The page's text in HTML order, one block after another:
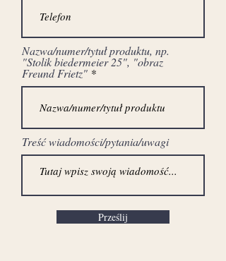
Nazwa/numer/tytuł produktu, np.
"Stolik biedermeier 25", "obraz
Freund Frietz"
Treść wiadomości/pytania/uwagi
Prześlij